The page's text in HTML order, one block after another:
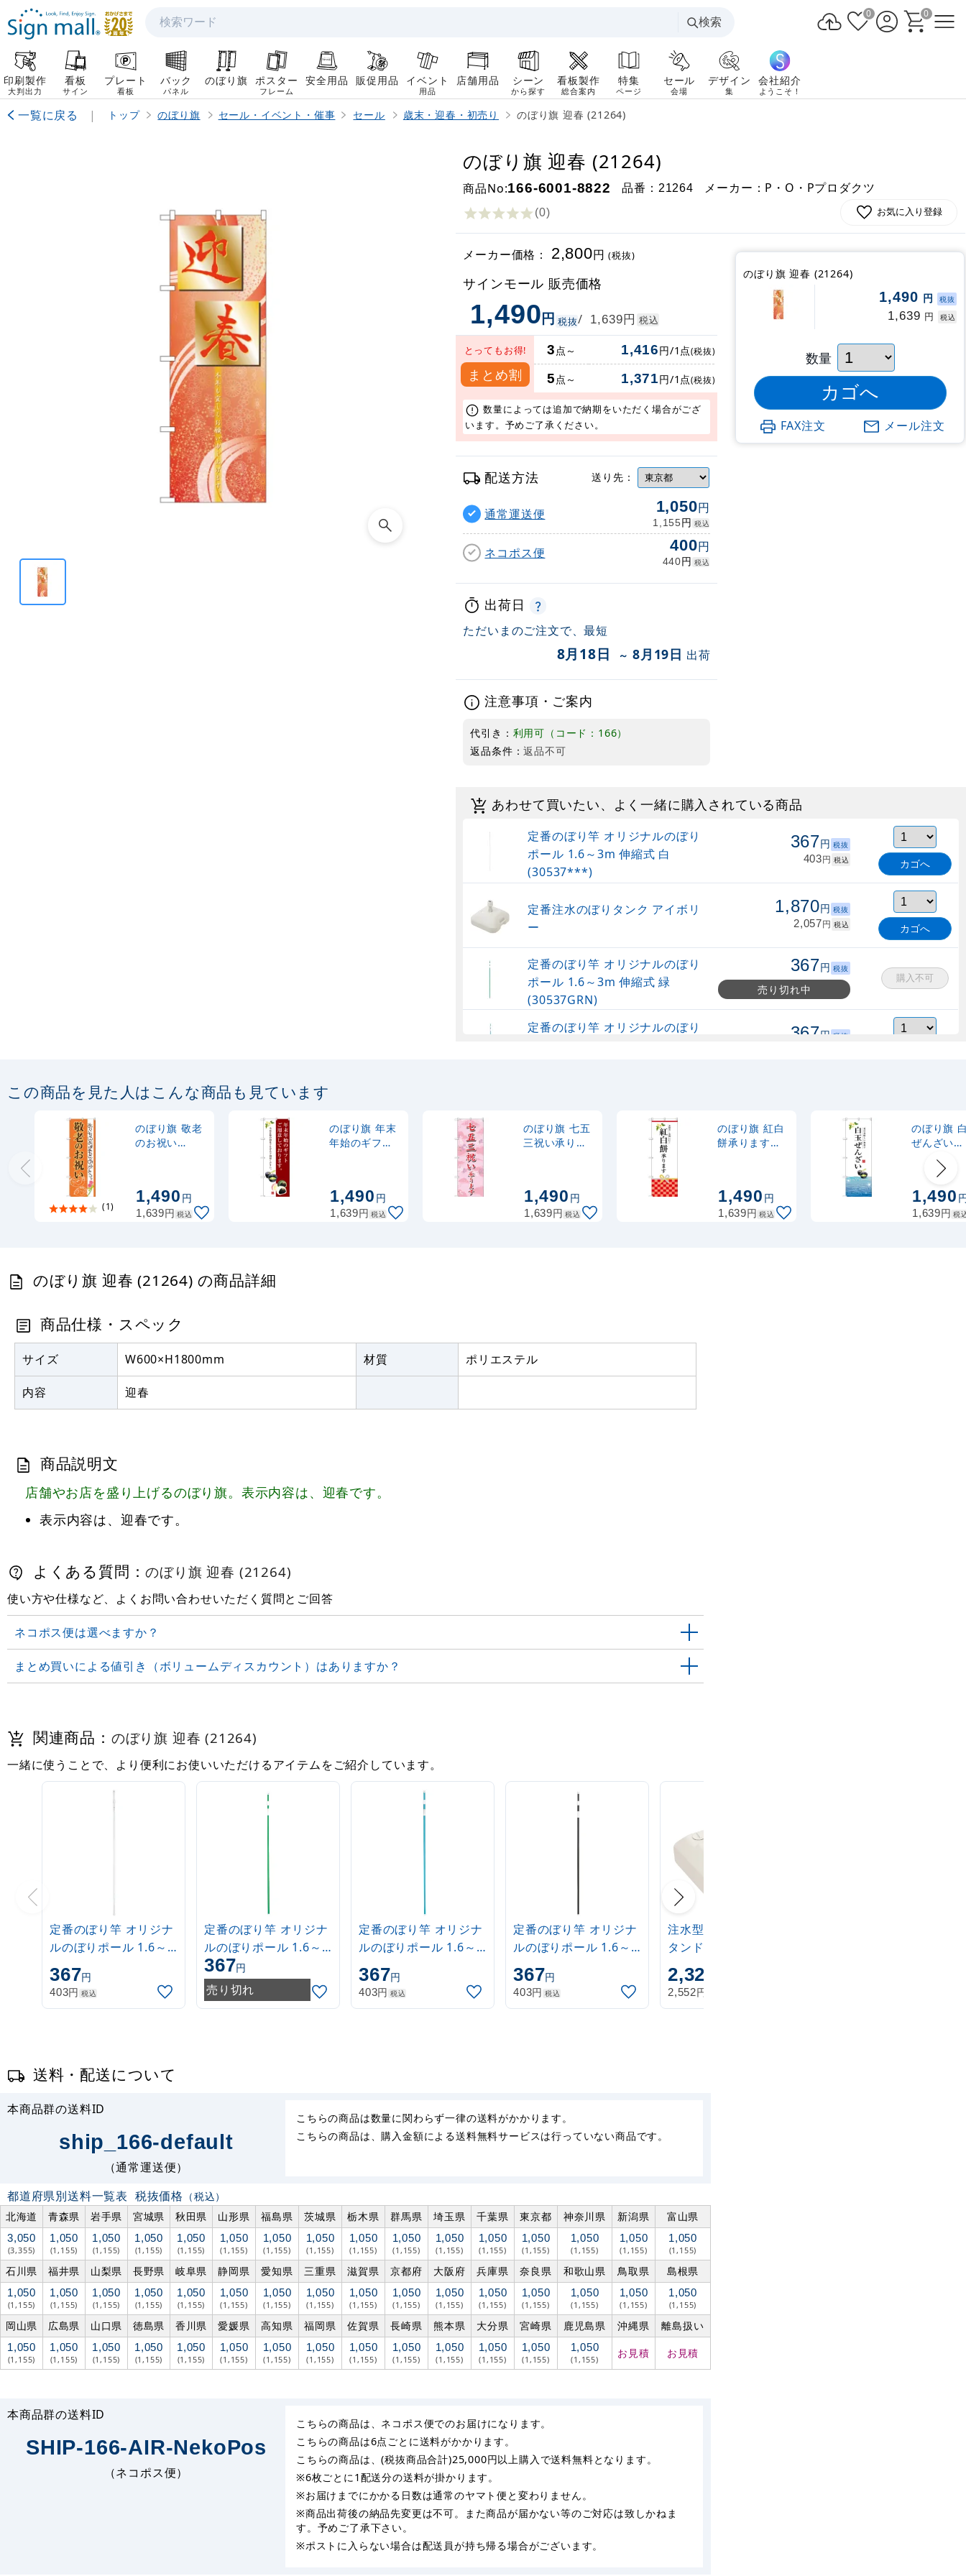
検索
検索
0 0
印刷製作
大判出力
看板
サイン
プレート
看板
バック
パネル
のぼり旗 ポスター
フレーム
安全用品 販促用品 イベント
用品
店舗用品 シーン
から探す
看板製作
総合案内
特集
ページ
セール
会場
デザイン
集
会社紹介
ようこそ！
一覧に戻る | トップ のぼり旗 セール・イベント・催事 セール 歳末・迎春・初売り のぼり旗 迎春 (21264)
のぼり旗 迎春 (21264)
商品No:166-6001-8822 品番： 21264 メーカー：P・O・Pプロダクツ
(0) お気に入り登録
メーカー価格： 2,800円(税抜)
サインモール 販売価格
1,490円 税抜/ 1,639円 税込
とってもお得!
まとめ割
3点～ 1,416円/1点(税抜)
5点～ 1,371円/1点(税抜)
数量によっては追加で納期をいただく場合がござ
います。予めご了承ください。
配送方法 送り先：
通常運送便 1,050円
1,155円 税込
ネコポス便 400円
440円 税込
出荷日
ただいまのご注文で、最短
8月18日 ～ 8月19日 出荷
注意事項・ご案内
代引き： 利用可（コード：166）
返品条件：返品不可
のぼり旗 迎春 (21264)
1,490 円 税抜
1,639 円 税込
数量
FAX注文 メール注文
あわせて買いたい、よく一緒に購入されている商品
定番のぼり竿 オリジナルのぼり
ポール 1.6～3m 伸縮式 白
(30537***)
367円 税抜
403円 税込 カゴへ
定番注水のぼりタンク アイボリ
ー
1,870円 税抜
2,057円 税込 カゴへ
定番のぼり竿 オリジナルのぼり
ポール 1.6～3m 伸縮式 緑
(30537GRN)
367円 税抜
売り切れ中
購入不可
定番のぼり竿 オリジナルのぼり
367円 税抜
(30537BLK)
注水型マルチのぼりスタンド
税込
この商品を見た人はこんな商品も見ています
(1)
のぼり旗 敬老
のお祝い
1,490円
1,639円 税込
のぼり旗 年末
年始のギフト
1,490円
1,639円 税込
のぼり旗 七五
三祝い承りま
1,490円
1,639円 税込
のぼり旗 紅白
餅承ります
1,490円
1,639円 税込
のぼり旗
ぜんざい
(SNB-
1,490
1,639円 税
のぼり旗 迎春 (21264) の商品詳細
商品仕様・スペック
サイズ W600×H1800mm 材質 ポリエステル
内容 迎春
商品説明文
店舗やお店を盛り上げるのぼり旗。表示内容は、迎春です。
表示内容は、迎春です。
よくある質問：のぼり旗 迎春 (21264)
使い方や仕様など、よくお問い合わせいただく質問とご回答
ネコポス便は選べますか？
まとめ買いによる値引き（ボリュームディスカウント）はありますか？
関連商品： のぼり旗 迎春 (21264)
一緒に使うことで、より便利にお使いいただけるアイテムをご紹介しています。
定番のぼり竿 オリジナ
ルのぼりポール 1.6～
3m 伸縮式 白
(30537***)
367円
403円 税込
定番のぼり竿 オリジナ
ルのぼりポール 1.6～
3m 伸縮式 緑
(30537GRN)
367円
売り切れ
定番のぼり竿 オリジナ
ルのぼりポール 1.6～
3m 伸縮式 水色
(30537SBL)
367円
403円 税込
定番のぼり竿 オリジナ
ルのぼりポール 1.6～
3m 伸縮式 黒
(30537BLK)
367円
403円 税込
注水型マルチのぼりス
タンド 20L
2,320
2,552円
送料・配送について
本商品群の送料ID
ship_166-default
（通常運送便）
こちらの商品は数量に関わらず一律の送料がかかります。
こちらの商品は、購入金額による送料無料サービスは行っていない商品です。
都道府県別送料一覧表 税抜価格 （税込）
北海道
青森県 岩手県 宮城県 秋田県 山形県 福島県 茨城県 栃木県 群馬県 埼玉県 千葉県 東京都 神奈川県 新潟県 富山県
3,050
(3,355)
1,050
(1,155)
1,050
(1,155)
1,050
(1,155)
1,050
(1,155)
1,050
(1,155)
1,050
(1,155)
1,050
(1,155)
1,050
(1,155)
1,050
(1,155)
1,050
(1,155)
1,050
(1,155)
1,050
(1,155)
1,050
(1,155)
1,050
(1,155)
1,050
(1,155)
石川県 福井県 山梨県 長野県 岐阜県 静岡県 愛知県 三重県 滋賀県 京都府 大阪府 兵庫県 奈良県 和歌山県 鳥取県 島根県
1,050
(1,155)
1,050
(1,155)
1,050
(1,155)
1,050
(1,155)
1,050
(1,155)
1,050
(1,155)
1,050
(1,155)
1,050
(1,155)
1,050
(1,155)
1,050
(1,155)
1,050
(1,155)
1,050
(1,155)
1,050
(1,155)
1,050
(1,155)
1,050
(1,155)
1,050
(1,155)
岡山県 広島県 山口県 徳島県 香川県 愛媛県 高知県 福岡県 佐賀県 長崎県 熊本県 大分県 宮崎県 鹿児島県 沖縄県 離島扱い
1,050
(1,155)
1,050
(1,155)
1,050
(1,155)
1,050
(1,155)
1,050
(1,155)
1,050
(1,155)
1,050
(1,155)
1,050
(1,155)
1,050
(1,155)
1,050
(1,155)
1,050
(1,155)
1,050
(1,155)
1,050
(1,155)
1,050
(1,155) お見積 お見積
本商品群の送料ID
SHIP-166-AIR-NekoPos
（ネコポス便）
こちらの商品は、ネコポス便でのお届けになります。
こちらの商品は6点ごとに送料がかかります。
こちらの商品は、(税抜商品合計)25,000円以上購入で送料無料となります。
※6枚ごとに1配送分の送料が掛かります。
※お届けまでにかかる日数は通常のヤマト便と変わりません。
※商品出荷後の納品先変更は不可。また商品が届かない等のご対応は致しかねま
す。予めご了承下さい。
※ポストに入らない場合は配送員が持ち帰る場合がございます。